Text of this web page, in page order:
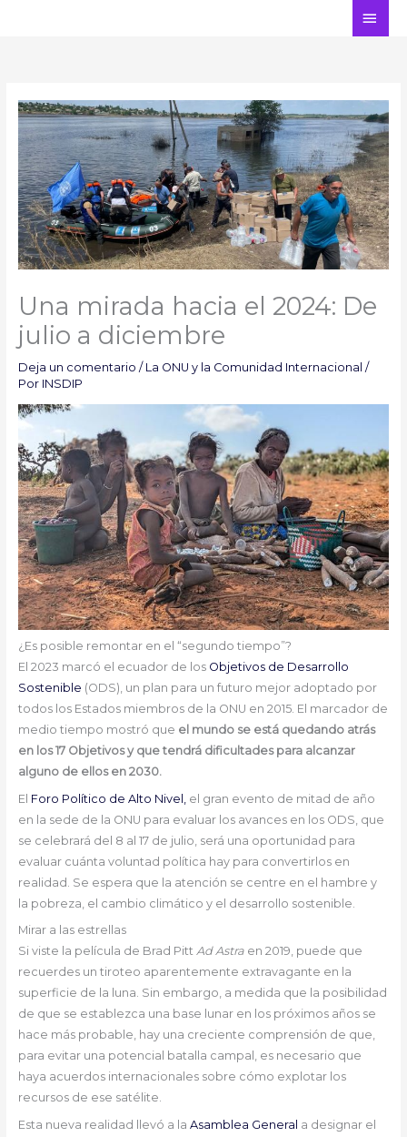
Una mirada hacia el 2024: De
julio a diciembre
Deja un comentario / La ONU y la Comunidad Internacional /
Por INSDIP
¿Es posible remontar en el “segundo tiempo”?
El 2023 marcó el ecuador de los Objetivos de Desarrollo
Sostenible (ODS), un plan para un futuro mejor adoptado por
todos los Estados miembros de la ONU en 2015. El marcador de
medio tiempo mostró que el mundo se está quedando atrás
en los 17 Objetivos y que tendrá dificultades para alcanzar
alguno de ellos en 2030.
El Foro Político de Alto Nivel,
el gran evento de mitad de año
en la sede de la ONU para evaluar los avances en los ODS, que
se celebrará del 8 al 17 de julio, será una oportunidad para
evaluar cuánta voluntad política hay para convertirlos en
realidad. Se espera que la atención se centre en el hambre y
la pobreza, el cambio climático y el desarrollo sostenible.
Mirar a las estrellas
Si viste la película de Brad Pitt Ad Astraen 2019, puede que
recuerdes un tiroteo aparentemente extravagante en la
superficie de la luna. Sin embargo, a medida que la posibilidad
de que se establezca una base lunar en los próximos años se
hace más probable, hay una creciente comprensión de que,
para evitar una potencial batalla campal, es necesario que
haya acuerdos internacionales sobre cómo explotar los
recursos de ese satélite.
Esta nueva realidad llevó a la Asamblea General a designar el